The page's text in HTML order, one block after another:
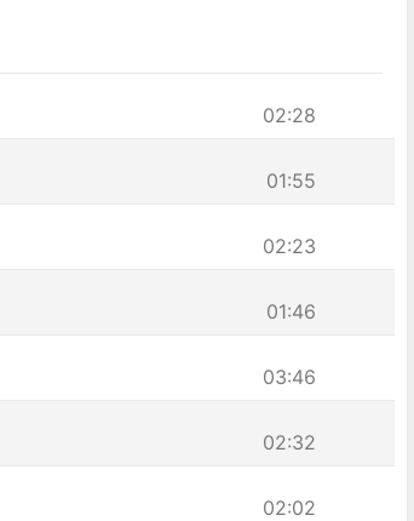
02:28
01:55
02:23
01:46
03:46
02:32
02:02